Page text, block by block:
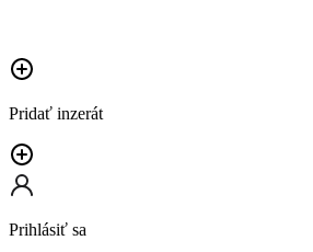
Pridať inzerát
Prihlásiť sa